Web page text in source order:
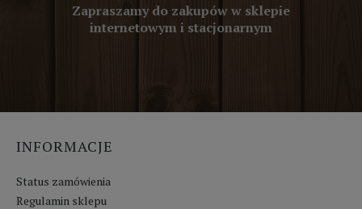
Zapraszamy do zakupów w sklepie
internetowym i stacjonarnym
INFORMACJE
Status zamówienia
Regulamin sklepu